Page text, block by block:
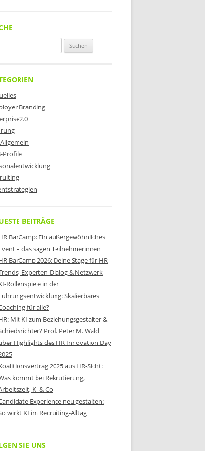
Branding
Profile
BEITRÄGE
BarCamp: Ein außergewöhnliches
– das sagen Teilnehmerinnen
BarCamp 2026: Deine Stage für HR
Experten-Dialog & Netzwerk
Rollenspiele in der
Skalierbares
für alle?
Mit KI zum Beziehungsgestalter &
Prof. Peter M. Wald
Highlights des HR Innovation Day
2025 aus HR-Sicht:
kommt bei Rekrutierung,
KI & Co
Experience neu gestalten:
wirkt KI im Recruiting-Alltag
SIE UNS